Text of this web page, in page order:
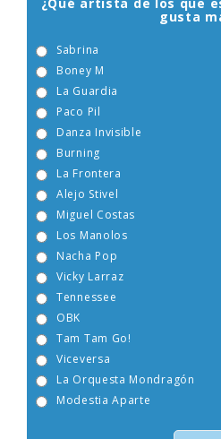
¿Qué artista de los que
gusta
Sabrina
Boney M
La Guardia
Paco Pil
Danza Invisible
Burning
La Frontera
Alejo Stivel
Miguel Costas
Los Manolos
Nacha Pop
Vicky Larraz
Tennessee
OBK
Tam Tam Go!
Viceversa
La Orquesta Mondragón
Modestia Aparte